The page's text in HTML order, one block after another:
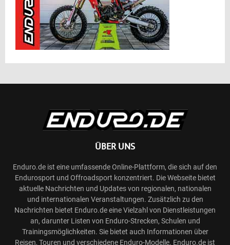
ÜBER UNS
Enduro.de ist eine umfassende Online-Plattform, die sich auf den
Endurosport und Offroadsport konzentriert. Die Webseite bietet
aktuelle Nachrichten und Updates von regionalen, nationalen
und internationalen Veranstaltungen. Zusätzlich zu den
Nachrichten bietet Enduro.de eine Vielzahl von Dienstleistungen
an, darunter Listen von Enduro-Strecken, Schulen und
Trainingsmöglichkeiten. Sie bietet auch Informationen über
Reisen, Touren und verschiedene Enduro-Modelle. Enduro.de ist